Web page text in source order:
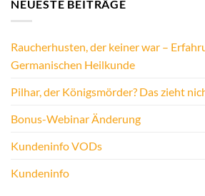
NEUESTE BEITRÄGE
Raucherhusten, der keiner war –
Germanischen Heilkunde
Pilhar, der Königsmörder? Das zieht
Bonus-Webinar Änderung
Kundeninfo VODs
Kundeninfo